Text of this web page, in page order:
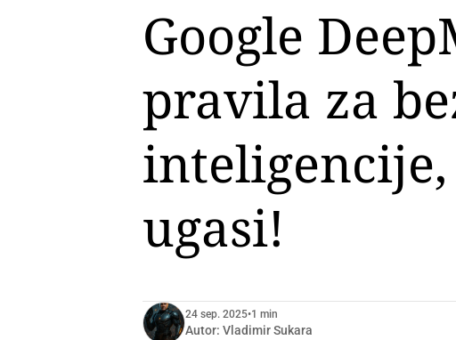
Google
pravila za
inteligencije,
ugasi!
24 sep. 2025•1 min
Autor: Vladimir Sukara